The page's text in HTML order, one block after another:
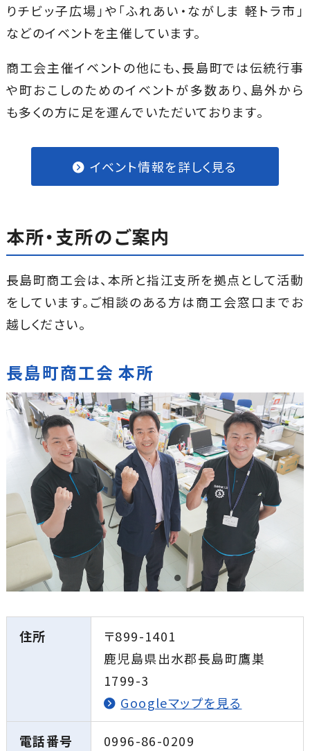
りチビッ子広場」や「ふれあい・ながしま 軽トラ市」
などのイベントを主催しています。
商工会主催イベントの他にも、長島町では伝統行事
や町おこしのためのイベントが多数あり、島外から
も多くの方に足を運んでいただいております。
イベント情報を詳しく見る
本所・支所のご案内
長島町商工会は、本所と指江支所を拠点として活動
をしています。ご相談のある方は商工会窓口までお
越しください。
長島町商工会 本所
住所
〒899-1401
鹿児島県出水郡長島町鷹巣
1799-3
Googleマップを見る
電話番号 0996-86-0209